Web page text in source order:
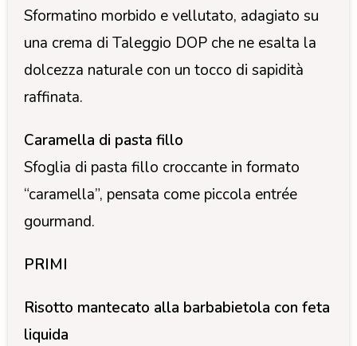
Sformatino morbido e vellutato, adagiato su
una crema di Taleggio DOP che ne esalta la
dolcezza naturale con un tocco di sapidità
raffinata.
Caramella di pasta fillo
Sfoglia di pasta fillo croccante in formato
“caramella”, pensata come piccola entrée
gourmand.
PRIMI
Risotto mantecato alla barbabietola con feta
liquida